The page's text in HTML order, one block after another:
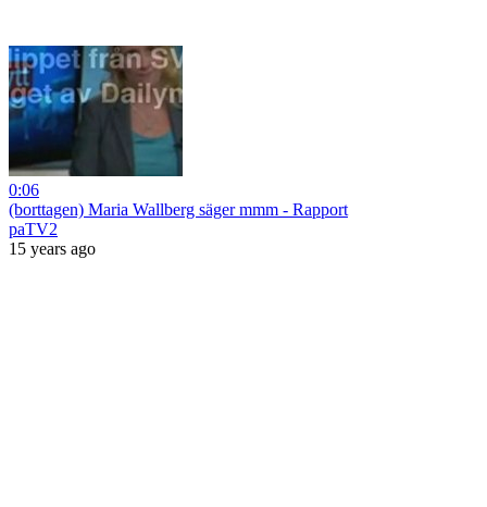
0:06
(borttagen) Maria Wallberg säger mmm - Rapport
paTV2
15 years ago